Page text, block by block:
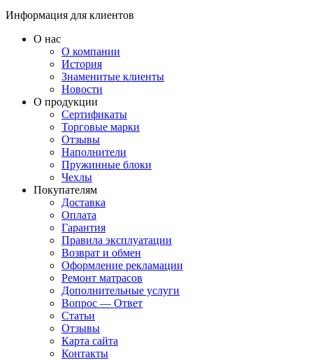
Информация для клиентов
О нас
О компании
История
Знаменитые клиенты
Новости
О продукции
Сертификаты
Торговые марки
Отзывы
Наполнители
Пружинные блоки
Чехлы
Покупателям
Доставка
Оплата
Гарантия
Правила эксплуатации
Возврат и обмен
Оформление рекламации
Ремонт матрасов
Дополнительные услуги
Вопрос — Ответ
Статьи
Отзывы
Карта сайта
Контакты